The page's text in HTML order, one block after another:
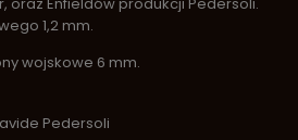
oraz Enfieldów produkcji Pedersoli.
1,2 mm.
wojskowe 6 mm.
Pedersoli